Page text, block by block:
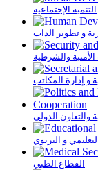
التنمية الإجتماعية
و تطوير الذات
والشرطية
و إدارة المكاتب
والتعاون الدولي
و التربوي
القطاع الطبي